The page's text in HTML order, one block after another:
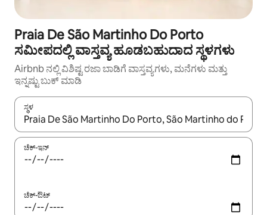
Praia De São Martinho Do Porto
ಸಮೀಪದಲ್ಲಿ ವಾಸ್ತವ್ಯ ಹೂಡಬಹುದಾದ ಸ್ಥಳಗಳು
Airbnb ನಲ್ಲಿ ವಿಶಿಷ್ಟ ರಜಾ ಬಾಡಿಗೆ ವಾಸ್ತವ್ಯಗಳು, ಮನೆಗಳು ಮತ್ತು
ಇನ್ನಷ್ಟು ಬುಕ್ ಮಾಡಿ
ಸ್ಥಳ
ಫಲಿತಾಂಶಗಳು ಲಭ್ಯವಿರುವಾಗ, ಅಪ್ ಮತ್ತು ಡೌನ್ ಬಾಣದ ಕೀಲಿಗಳೊಂದಿಗೆ
ಚೆಕ್-ಇನ್
ಚೆಕ್-ಔಟ್